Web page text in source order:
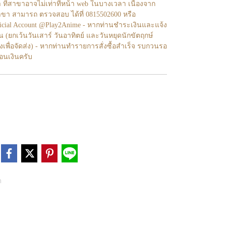
าขาอาจไม่เท่าทีหน้า web ในบางเวลา เนื่องจาก
สามารถ ตรวจสอบ ได้ที่ 0815502600 หรือ
Account @Play2Anime - หากท่านชำระเงินและแจ้ง
(ยกเว้นวันเสาร์ วันอาทิตย์ และวันหยุดนักขัตฤกษ์
อจัดส่ง) - หากท่านทำรายการสั่งซื้อสำเร็จ รบกวนรอ
นเงินครับ